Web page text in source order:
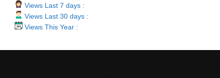
Views Last 7 days :
Views Last 30 days :
Views This Year :